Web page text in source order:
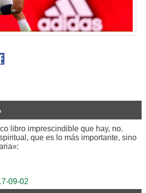
libro imprescindible que hay, no.
que es lo más importante, sino